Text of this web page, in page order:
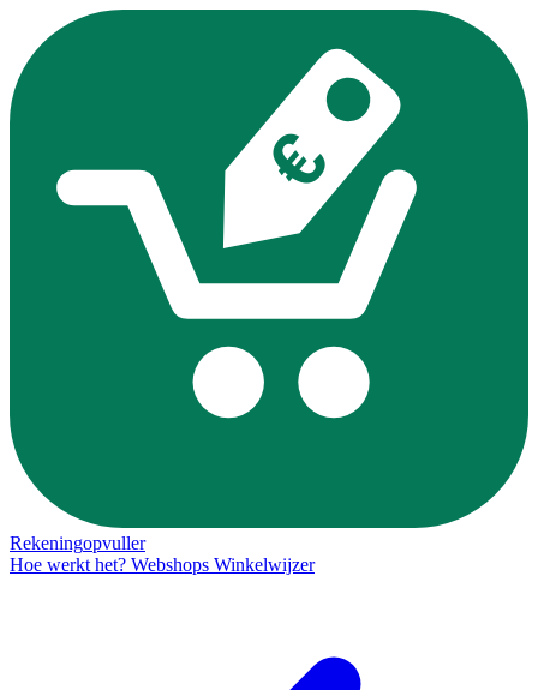
Rekeningopvuller
Hoe werkt het? Webshops Winkelwijzer